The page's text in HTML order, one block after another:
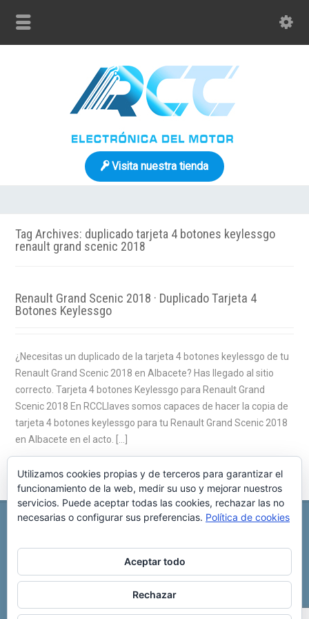
Visita nuestra tienda
Tag Archives: duplicado tarjeta 4 botones keylessgo
renault grand scenic 2018
Renault Grand Scenic 2018 · Duplicado Tarjeta 4
Botones Keylessgo
¿Necesitas un duplicado de la tarjeta 4 botones keylessgo de tu
Renault Grand Scenic 2018 en Albacete? Has llegado al sitio
correcto. Tarjeta 4 botones Keylessgo para Renault Grand
Scenic 2018 En RCCLlaves somos capaces de hacer la copia de
tarjeta 4 botones keylessgo para tu Renault Grand Scenic 2018
en Albacete en el acto. […]
REPARACIÓN CENTRALITA DE COCHE
C/ Virgen del pilar, 6 ,
Copyright © 2025 Reparación Centralita De Coche
Utilizamos cookies propias y de terceros para garantizar el
funcionamiento de la web, medir su uso y mejorar nuestros
servicios. Puede aceptar todas las cookies, rechazar las no
necesarias o configurar sus preferencias. Política de cookies
Aceptar todo
Rechazar